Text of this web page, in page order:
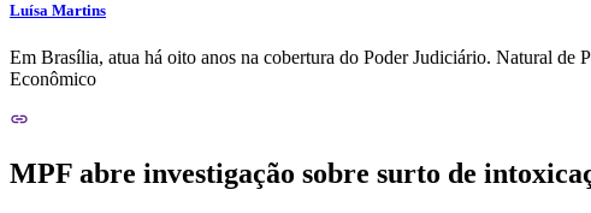
Luísa Martins
Em Brasília, atua há oito anos na cobertura do Poder Judiciário. Natural de
Econômico
MPF abre investigação sobre surto de